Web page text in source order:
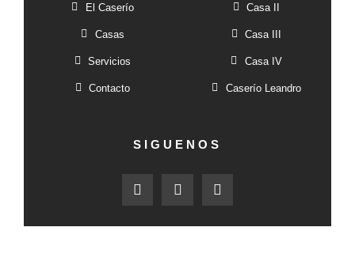
El Caserío
Casas
Servicios
Contacto
Casa II
Casa III
Casa IV
Caserío Leandro
SIGUENOS